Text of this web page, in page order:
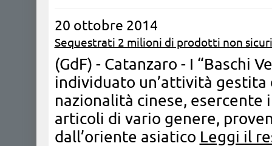
20 ottobre 2014
Sequestrati 2 milioni di prodotti non sicuri
(GdF) - Catanzaro - ​I “Baschi
individuato un’attività
nazionalità cinese, esercente
articoli di vario genere,
dall’oriente asiatico Leggi il